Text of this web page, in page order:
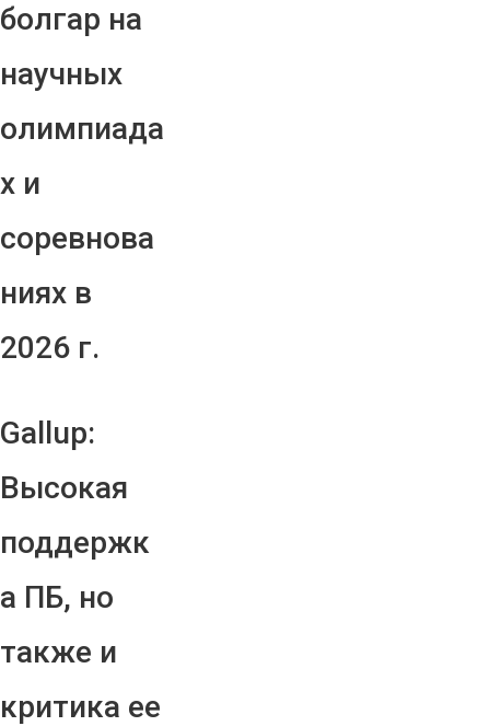
болгар на
научных
олимпиада
х и
соревнова
ниях в
2026 г.
Gallup:
Высокая
поддержк
а ПБ, но
также и
критика ее